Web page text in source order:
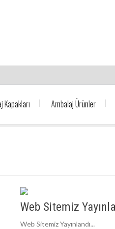
Kapakları Ambalaj Ürünler
Web Sitemiz
Web Sitemiz Yayınlandı...